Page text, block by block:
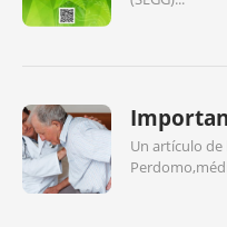
Un artículo de